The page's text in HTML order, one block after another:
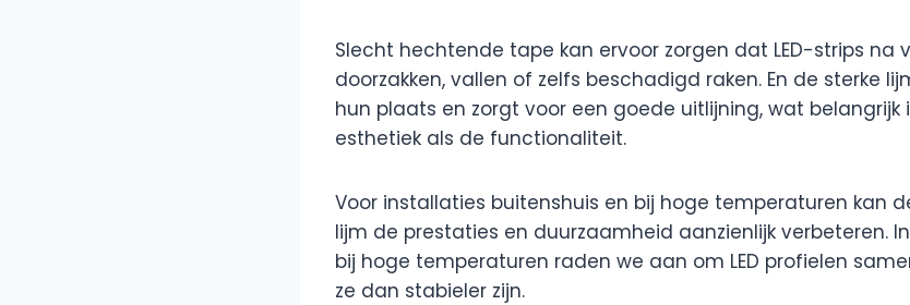
Slecht hechtende tape kan ervoor zorgen dat LED-strips na
doorzakken, vallen of zelfs beschadigd raken. En de sterke
hun plaats en zorgt voor een goede uitlijning, wat belangrijk
esthetiek als de functionaliteit.
Voor installaties buitenshuis en bij hoge temperaturen kan
lijm de prestaties en duurzaamheid aanzienlijk verbeteren.
bij hoge temperaturen raden we aan om LED profielen
ze dan stabieler zijn.